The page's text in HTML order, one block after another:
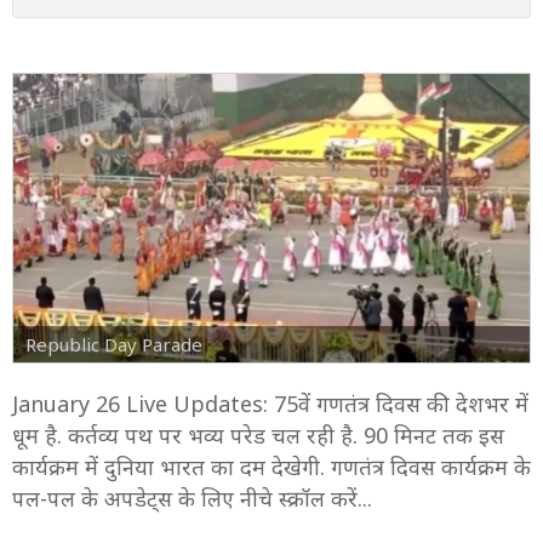
9:10 AM
रूसी एंबेसी की अनोखी बधाई
8:43 AM
गणतंत्र दिवस पर पीएम मोदी ने दी शुभकामनाएं
7:45 AM
परेड में 16 राज्यों की झांकियां दिखेंगी
Republic Day Parade
January 26 Live Updates: 75वें गणतंत्र दिवस की देशभर में
धूम है. कर्तव्य पथ पर भव्य परेड चल रही है. 90 मिनट तक इस
कार्यक्रम में दुनिया भारत का दम देखेगी. गणतंत्र दिवस कार्यक्रम के
पल-पल के अपडेट्स के लिए नीचे स्क्रॉल करें...